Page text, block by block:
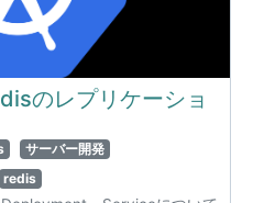
のレプリケーショ
サーバー開発
redis